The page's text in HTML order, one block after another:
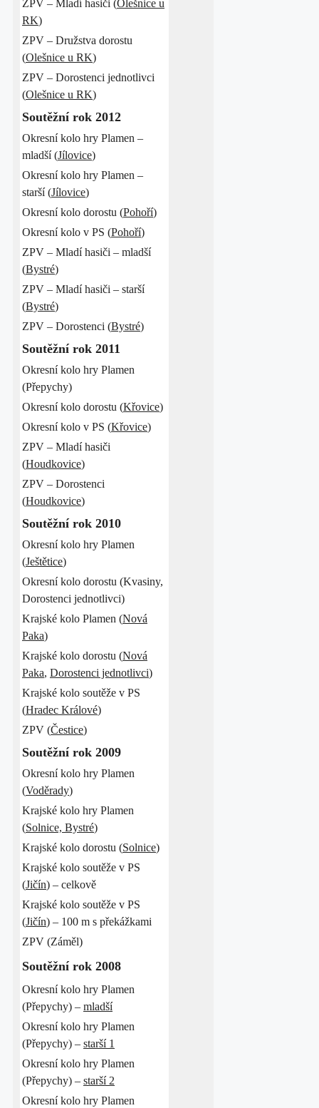
ZPV – Mladí hasiči (Olešnice u
RK)
ZPV – Družstva dorostu
(Olešnice u RK)
ZPV – Dorostenci jednotlivci
(Olešnice u RK)
Soutěžní rok 2012
Okresní kolo hry Plamen –
mladší (Jílovice)
Okresní kolo hry Plamen –
starší (Jílovice)
Okresní kolo dorostu (Pohoří)
Okresní kolo v PS (Pohoří)
ZPV – Mladí hasiči – mladší
(Bystré)
ZPV – Mladí hasiči – starší
(Bystré)
ZPV – Dorostenci (Bystré)
Soutěžní rok 2011
Okresní kolo hry Plamen
(Přepychy)
Okresní kolo dorostu (Křovice)
Okresní kolo v PS (Křovice)
ZPV – Mladí hasiči
(Houdkovice)
ZPV – Dorostenci
(Houdkovice)
Soutěžní rok 2010
Okresní kolo hry Plamen
(Ještětice)
Okresní kolo dorostu (Kvasiny,
Dorostenci jednotlivci)
Krajské kolo Plamen (Nová
Paka)
Krajské kolo dorostu (Nová
Paka, Dorostenci jednotlivci)
Krajské kolo soutěže v PS
(Hradec Králové)
ZPV (Čestice)
Soutěžní rok 2009
Okresní kolo hry Plamen
(Voděrady)
Krajské kolo hry Plamen
(Solnice, Bystré)
Krajské kolo dorostu (Solnice)
Krajské kolo soutěže v PS
(Jičín) – celkově
Krajské kolo soutěže v PS
(Jičín) – 100 m s překážkami
ZPV (Záměl)
Soutěžní rok 2008
Okresní kolo hry Plamen
(Přepychy) – mladší
Okresní kolo hry Plamen
(Přepychy) – starší 1
Okresní kolo hry Plamen
(Přepychy) – starší 2
Okresní kolo hry Plamen